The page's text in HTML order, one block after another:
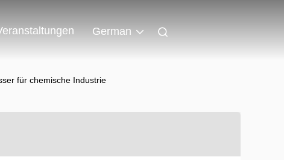
German
für chemische Industrie